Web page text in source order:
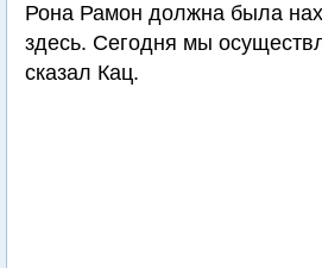
Рона Рамон должна была
здесь. Сегодня мы
сказал Кац.